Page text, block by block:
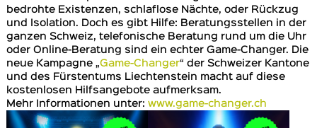
bedrohte Existenzen, schlaflose Nächte, oder Rückzug
und Isolation. Doch es gibt Hilfe: Beratungsstellen in der
ganzen Schweiz, telefonische Beratung rund um die Uhr
oder Online-Beratung sind ein echter Game-Changer. Die
neue Kampagne „Game-Changer“ der Schweizer Kantone
und des Fürstentums Liechtenstein macht auf diese
kostenlosen Hilfsangebote aufmerksam.
Mehr Informationen unter: www.game-changer.ch